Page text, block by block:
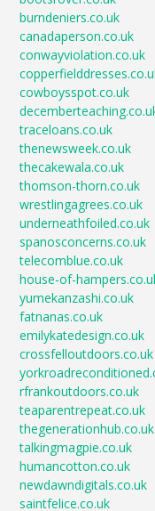
burndeniers.co.uk
canadaperson.co.uk
conwayviolation.co.uk
cowboysspot.co.uk
traceloans.co.uk
thenewsweek.co.uk
thecakewala.co.uk
thomson-thorn.co.uk
wrestlingagrees.co.uk
underneathfoiled.co.uk
spanosconcerns.co.uk
telecomblue.co.uk
house-of-
yumekanzashi.co.uk
fatnanas.co.uk
emilykatedesign.co.uk
crossfelloutdoors.co.uk
rfrankoutdoors.co.uk
teaparentrepeat.co.uk
thegenerationhub.co.uk
talkingmagpie.co.uk
humancotton.co.uk
newdawndigitals.co.uk
saintfelice.co.uk